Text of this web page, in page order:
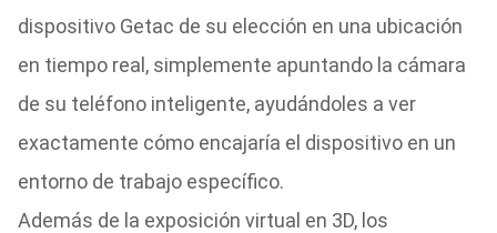
dispositivo Getac de su elección en una ubicación
en tiempo real, simplemente apuntando la cámara
de su teléfono inteligente, ayudándoles a ver
exactamente cómo encajaría el dispositivo en un
entorno de trabajo específico.
Además de la exposición virtual en 3D, los